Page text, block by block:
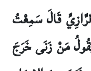
قَالَ سَمِعْتُ
مَنْ زَنَى خَرَجَ